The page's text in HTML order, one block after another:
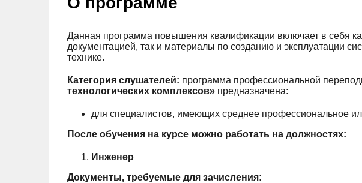
Данная программа повышения квалификации включает в себя
документацией, так и материалы по созданию и эксплуатации
технике.
Категория слушателей: программа профессиональной
технологических комплексов» предназначена:
для специалистов, имеющих среднее профессиональное
После обучения на курсе можно работать на должностях:
Инженер
Документы, требуемые для зачисления: